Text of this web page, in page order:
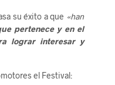
su éxito a que «han
pertenece y en el
lograr interesar y
el Festival: